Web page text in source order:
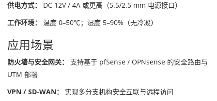
供电方式：
DC 12V / 4A 或更高（5.5/2.5 mm 电源接口）
工作环境：
温度 0–50℃；湿度 5–90%（无冷凝）
应用场景
防火墙与安全网关：
支持基于 pfSense / OPNsense 的安全路由与
UTM 部署
VPN / SD-WAN：
实现多分支机构安全互联与远程访问